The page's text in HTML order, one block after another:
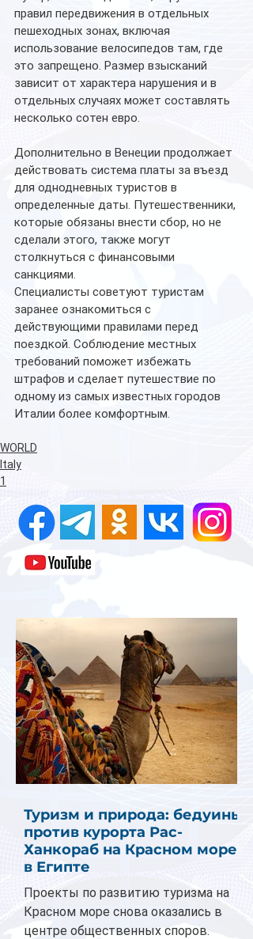
правил передвижения в отдельных
пешеходных зонах, включая
использование велосипедов там, где
это запрещено. Размер взысканий
зависит от характера нарушения и в
отдельных случаях может составлять
несколько сотен евро.
Дополнительно в Венеции продолжает
действовать система платы за въезд
для однодневных туристов в
определенные даты. Путешественники,
которые обязаны внести сбор, но не
сделали этого, также могут
столкнуться с финансовыми
санкциями.
Специалисты советуют туристам
заранее ознакомиться с
действующими правилами перед
поездкой. Соблюдение местных
требований поможет избежать
штрафов и сделает путешествие по
одному из самых известных городов
Италии более комфортным.
WORLD
Italy
1
Туризм и природа: бедуины
против курорта Рас-
Ханкораб на Красном море
в Египте
Проекты по развитию туризма на
Красном море снова оказались в
центре общественных споров.